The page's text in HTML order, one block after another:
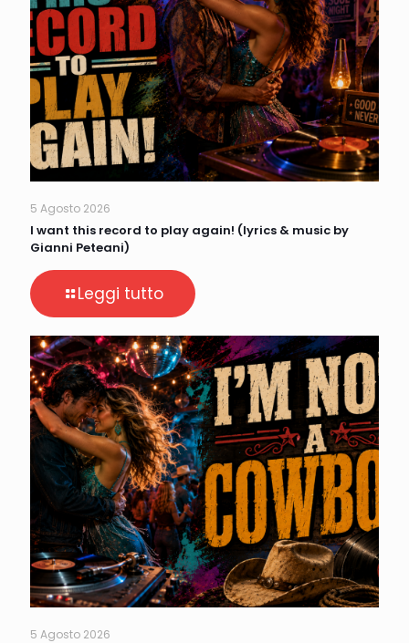
5 Agosto 2026
I want this record to play again! (lyrics & music by
Gianni Peteani)
Leggi tutto
5 Agosto 2026